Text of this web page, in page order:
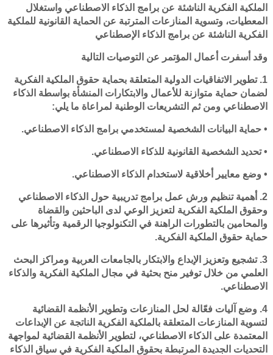
الملكية الفكرية الناشئة عن برامج الذكاء الاصطناعي واستغلال
المعطيات، وتسوية المنازعات المترتبة عن الحماية القانونية للملكية
الفكرية الناشئة عن برامج الذكاء الإصطناعي
وقد أسفرت أعمال المؤتمر عن التوصيات التالية
1. تطوير الاتفاقيات الدولية المتعلقة بحماية حقوق الملكية الفكرية
لضمان حماية متوازنة للأعمال والابتكارات المنشأة بواسطة الذكاء
الاصطناعي ومن ثم التشريعات الوطنية لمراعاة ما يلي:
• حماية البيانات الشخصية لمستخدمي برامج الذكاء الاصطناعي.
• تحديد الشخصية القانونية للذكاء الاصطناعي.
• وضع معايير أخلاقية لاستخدام الذكاء الاصطناعي.
2. أهمية تنظيم ورش عمل برامج تدريبية حول الذكاء الاصطناعي
وحقوق الملكية الفكرية لتعزيز الوعي لدى الباحثين والقضاة
والمحامين بالتطورات الراهنة في التكنولوجيا الرقمية وتأثيرها على
حماية حقوق الملكية الفكرية.
3. تشجيع وتعزيز الإبداع والابتكار بالجامعات العربية ومراكز البحث
العلمي من خلال توفير منح بحثية في مجال الملكية الفكرية والذكاء
الاصطناعي.
4. وضع آليات فعّالة لحل المنازعات وتطوير الأنظمة القضائية
لتسوية المنازعات المتعلقة بالملكية الفكرية الناتجة عن الإبداعات
المعتمدة على الذكاء الاصطناعي، لتطوير الأنظمة القضائية لمواجهة
التحديات الجديدة المرتبطة بحقوق الملكية الفكرية في سياق الذكاء